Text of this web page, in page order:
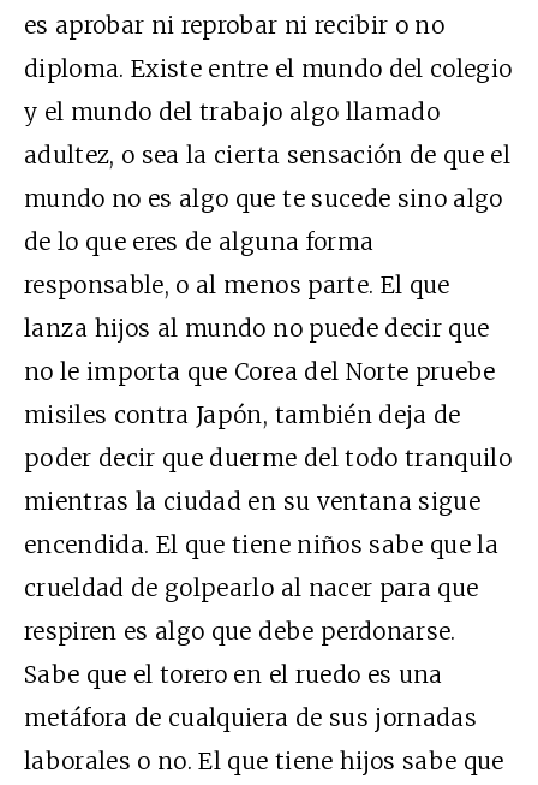
es aprobar ni reprobar ni recibir o no
diploma. Existe entre el mundo del colegio
y el mundo del trabajo algo llamado
adultez, o sea la cierta sensación de que el
mundo no es algo que te sucede sino algo
de lo que eres de alguna forma
responsable, o al menos parte. El que
lanza hijos al mundo no puede decir que
no le importa que Corea del Norte pruebe
misiles contra Japón, también deja de
poder decir que duerme del todo tranquilo
mientras la ciudad en su ventana sigue
encendida. El que tiene niños sabe que la
crueldad de golpearlo al nacer para que
respiren es algo que debe perdonarse.
Sabe que el torero en el ruedo es una
metáfora de cualquiera de sus jornadas
laborales o no. El que tiene hijos sabe que